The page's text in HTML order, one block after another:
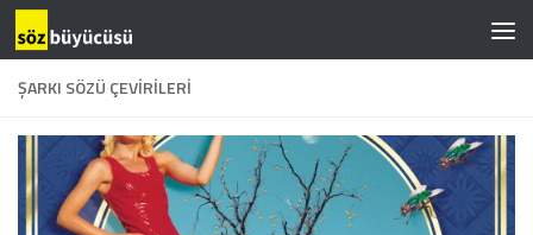
ŞARKI SÖZÜ ÇEVIRILERI